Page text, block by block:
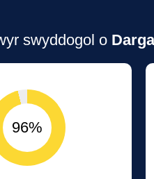
swyddogol o
96%